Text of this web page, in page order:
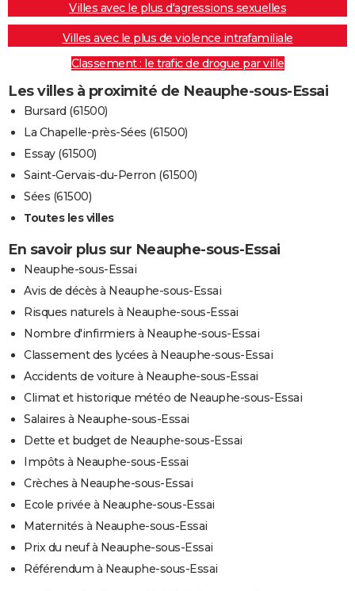
Villes avec le plus d'agressions sexuelles
Villes avec le plus de violence intrafamiliale
Classement : le trafic de drogue par ville
Les villes à proximité de Neauphe-sous-Essai
Bursard (61500)
La Chapelle-près-Sées (61500)
Essay (61500)
Saint-Gervais-du-Perron (61500)
Sées (61500)
Toutes les villes
En savoir plus sur Neauphe-sous-Essai
Neauphe-sous-Essai
Avis de décès à Neauphe-sous-Essai
Risques naturels à Neauphe-sous-Essai
Nombre d'infirmiers à Neauphe-sous-Essai
Classement des lycées à Neauphe-sous-Essai
Accidents de voiture à Neauphe-sous-Essai
Climat et historique météo de Neauphe-sous-Essai
Salaires à Neauphe-sous-Essai
Dette et budget de Neauphe-sous-Essai
Impôts à Neauphe-sous-Essai
Crèches à Neauphe-sous-Essai
Ecole privée à Neauphe-sous-Essai
Maternités à Neauphe-sous-Essai
Prix du neuf à Neauphe-sous-Essai
Référendum à Neauphe-sous-Essai